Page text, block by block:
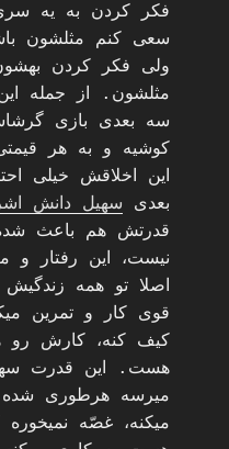
فکر کردن به یه سری
سعی کنم مثلشون
ولی فکر کردن
مثلشون. از جمله
سه بعدی بازی
کوشیه و به هر
این اخلاقش خیلی
بعدی سهیل دانش
قدرتش هم باعث
نیست، این رفتار
اصلا تو همه
قوی کار و تمرین
کیف کنه، کارش رو
هست. این قدرت
میرسه هرطوری
میکنه، غصّه نمیخوره